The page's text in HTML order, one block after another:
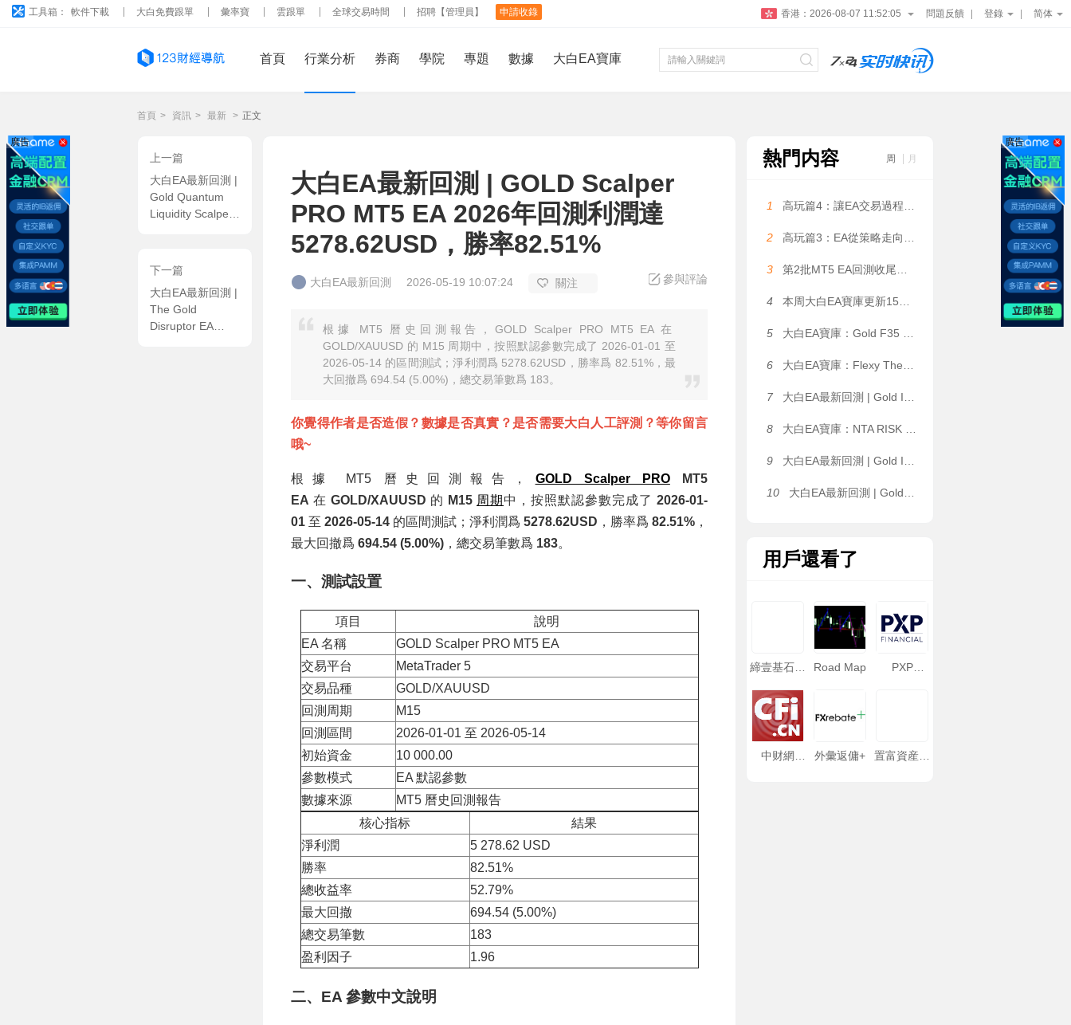
工具箱： 軟件下載 大白免費跟單 彙率寶 雲跟單 全球交易時間 招聘【管理員】 申請收錄 香港： 2026-08-07 11:52:06 問題反饋 登錄 简体
首頁 行業分析 券商 學院 專題 數據 大白EA寶庫
首頁 > 資訊 > 最新 > 正文
上一篇
大白EA最新回測 |
Gold Quantum
Liquidity Scalper
741.74USD，勝
下一篇
大白EA最新回測 |
The Gold
Disruptor EA
大白EA最新回測 | GOLD Scalper
PRO MT5 EA 2026年回測利潤達
5278.62USD，勝率82.51%
大白EA最新回測 2026-05-19 10:07:24 關注 參與評論
根據 MT5 曆史回測報告，GOLD Scalper PRO MT5 EA 在
GOLD/XAUUSD 的 M15 周期中，按照默認參數完成了 2026-01-01 至
2026-05-14 的區間測試；淨利潤爲 5278.62USD，勝率爲 82.51%，最
大回撤爲 694.54 (5.00%)，總交易筆數爲 183。
你覺得作者是否造假？數據是否真實？是否需要大白人工評測？等你留言
哦~
根據 MT5 曆史回測報告， GOLD Scalper PROMT5
EA 在 GOLD/XAUUSD 的 M15 周期 中，按照默認參數完成了 2026-01-
01 至 2026-05-14 的區間測試；淨利潤爲 5278.62USD ，勝率爲 82.51% ，
最大回撤爲 694.54 (5.00%) ，總交易筆數爲 183。
一、測試設置
項目
說明
EA 名稱
GOLD Scalper PRO MT5 EA
交易平台
MetaTrader 5
交易品種
GOLD/XAUUSD
回測周期
M15
回測區間
2026-01-01 至 2026-05-14
初始資金
10 000.00
參數模式
EA 默認參數
數據來源
MT5 曆史回測報告
核心指标
結果
淨利潤
5 278.62 USD
勝率
82.51%
總收益率
52.79%
最大回撤
694.54 (5.00%)
總交易筆數
183
盈利因子
1.96
二、EA 參數中文說明
熱門内容 周 月
1 高玩篇4：讓EA交易過程更可控——大白科普
2 高玩篇3：EA從策略走向系統——大白科普
3 第2批MT5 EA回測收尾，5個月利潤131萬美金是數據拟合嗎？
4 本周大白EA寶庫更新15款EA（上篇）
5 大白EA寶庫：Gold F35 EA｜動态網格量化系統，1.2 倍溫和加倉，固定 / 自适應網格間距雙模式自由切換 MT4 EA
6 大白EA寶庫：Flexy The Dragon EA｜靜态網格 / ATR 動态網格雙架構自由切換，單 K 線單層開倉限制，抑制無序加倉 MT4 EA
7 大白EA最新回測 | Gold ISIS MT4_fix [Backtest-Low-3_strategies__1] EA 2026年回測利潤達32.46USD，勝率75.00%
8 大白EA寶庫：NTA RISK EA｜全品種通用趨勢量化，MTF 五周期共振 EMA 矩陣，剝頭皮 & 波段兩用 MT4 EA
9 大白EA最新回測 | Gold ISIS MT4_fix [Live_Signal_-_MT4] EA 2026年回測利潤達32.46USD，勝率75.00%
10 大白EA最新回測 | Gold ISIS MT4_fix [Backtest-Very_Low-3_strategies__1] EA 2026年回測利潤達32.46USD，勝率75.00%
用戶還看了
締壹基石資
Road Map
PXP
中财網
外彙返傭+
置富資産管
廣告 廣告